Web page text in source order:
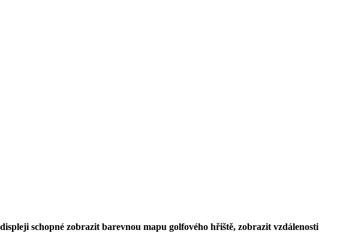
schopné zobrazit barevnou mapu golfového hřiště, zobrazit vzdálenosti